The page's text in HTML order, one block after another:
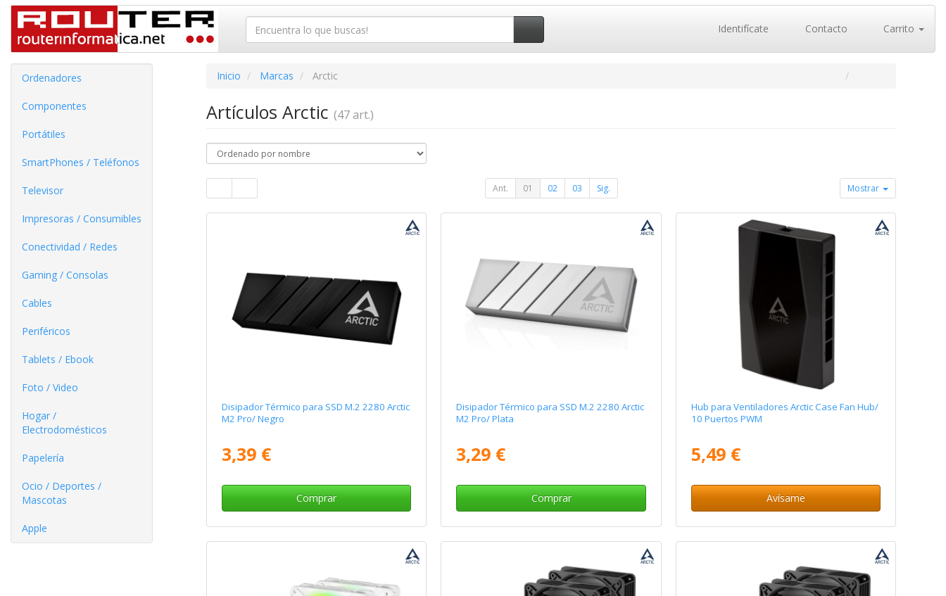
Identifícate Contacto Carrito
Ordenadores
Componentes
Portátiles
SmartPhones / Teléfonos
Televisor
Impresoras / Consumibles
Conectividad / Redes
Gaming / Consolas
Cables
Periféricos
Tablets / Ebook
Foto / Video
Hogar /
Electrodomésticos
Papelería
Ocio / Deportes /
Mascotas
Apple
Inicio Marcas Arctic
Artículos Arctic (47 art.)
Ant. 01 02 03 Sig. Mostrar
Disipador Térmico para SSD M.2 2280 Arctic
M2 Pro/ Negro
3,39 €
Comprar
Disipador Térmico para SSD M.2 2280 Arctic
M2 Pro/ Plata
3,29 €
Comprar
Hub para Ventiladores Arctic Case Fan Hub/
10 Puertos PWM
5,49 €
Avísame